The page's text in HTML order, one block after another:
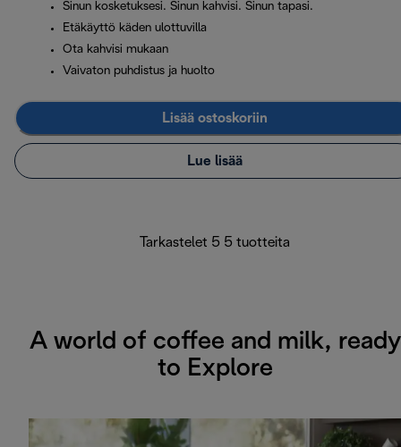
Sinun kosketuksesi. Sinun kahvisi. Sinun tapasi.
Etäkäyttö käden ulottuvilla
Ota kahvisi mukaan
Vaivaton puhdistus ja huolto
Lisää ostoskoriin
Lue lisää
Tarkastelet 5 5 tuotteita
A world of coffee and milk, ready
to Explore